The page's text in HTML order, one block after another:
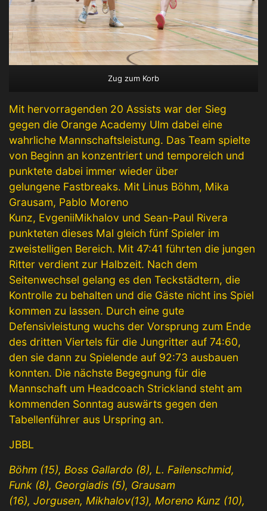
Zug zum Korb
Mit hervorragenden 20 Assists war der Sieg
gegen die Orange Academy Ulm dabei eine
wahrliche Mannschaftsleistung. Das Team spielte
von Beginn an konzentriert und temporeich und
punktete dabei immer wieder über
gelungene Fastbreaks. Mit Linus Böhm, Mika
Grausam, Pablo Moreno
Kunz, EvgeniiMikhalov und Sean-Paul Rivera
punkteten dieses Mal gleich fünf Spieler im
zweistelligen Bereich. Mit 47:41 führten die jungen
Ritter verdient zur Halbzeit. Nach dem
Seitenwechsel gelang es den Teckstädtern, die
Kontrolle zu behalten und die Gäste nicht ins Spiel
kommen zu lassen. Durch eine gute
Defensivleistung wuchs der Vorsprung zum Ende
des dritten Viertels für die Jungritter auf 74:60,
den sie dann zu Spielende auf 92:73 ausbauen
konnten. Die nächste Begegnung für die
Mannschaft um Headcoach Strickland steht am
kommenden Sonntag auswärts gegen den
Tabellenführer aus Urspring an.
JBBL
Böhm (15), Boss Gallardo (8), L. Failenschmid,
Funk (8), Georgiadis (5), Grausam
(16), Jorgusen, Mikhalov(13), Moreno Kunz (10),